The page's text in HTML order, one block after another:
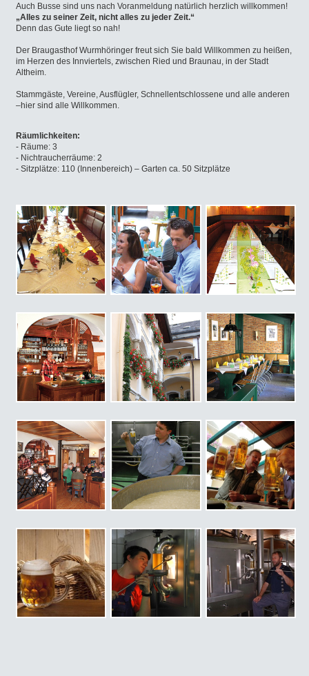
Auch Busse sind uns nach Voranmeldung natürlich herzlich willkommen!
„Alles zu seiner Zeit, nicht alles zu jeder Zeit.“
Denn das Gute liegt so nah!
Der Braugasthof Wurmhöringer freut sich Sie bald Willkommen zu heißen,
im Herzen des Innviertels, zwischen Ried und Braunau, in der Stadt
Altheim.
Stammgäste, Vereine, Ausflügler, Schnellentschlossene und alle anderen
–hier sind alle Willkommen.
Räumlichkeiten:
- Räume: 3
- Nichtraucherräume: 2
- Sitzplätze: 110 (Innenbereich) – Garten ca. 50 Sitzplätze